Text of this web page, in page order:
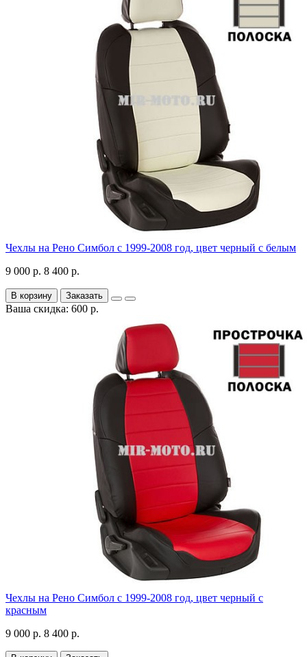
Чехлы на Рено Симбол с 1999-2008 год, цвет черный с белым
9 000 р. 8 400 р.
В корзину Заказать
Ваша скидка: 600 р.
Чехлы на Рено Симбол с 1999-2008 год, цвет черный с
красным
9 000 р. 8 400 р.